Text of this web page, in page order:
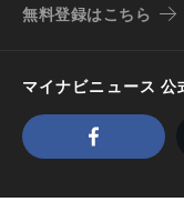
無料登録はこちら
マイナビニュース 公